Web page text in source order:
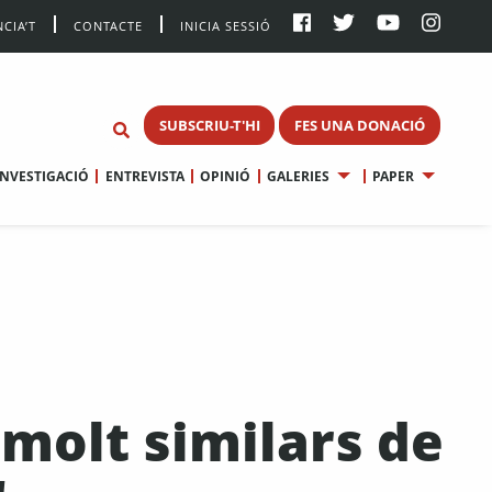
CONTACTE INICIA SESSIÓ
SUBSCRIU-T'HI FES UNA DONACIÓ
ENTREVISTA OPINIÓ GALERIES PAPER
similars de